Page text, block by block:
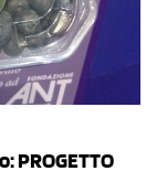
PROGETTO